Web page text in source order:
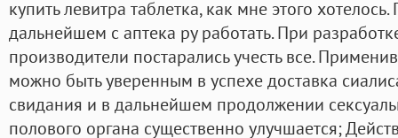
купить левитра таблетка, как мне этого
дальнейшем с аптека ру работать. При
производители постарались учесть все.
можно быть уверенным в успехе доставка
свидания и в дальнейшем продолжении
полового органа существенно улучшается;